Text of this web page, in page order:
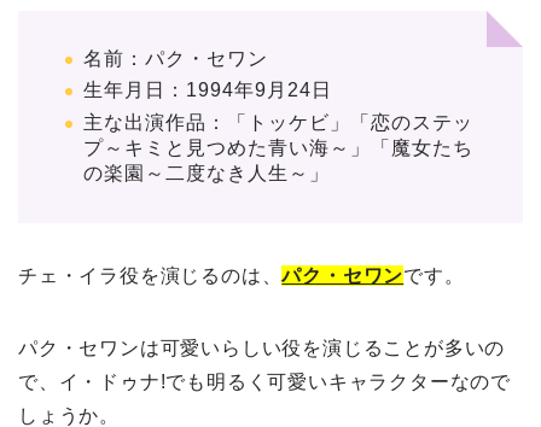
名前：パク・セワン
生年月日：1994年9月24日
主な出演作品：「トッケビ」「恋のステッ
プ～キミと見つめた青い海～」「魔女たち
の楽園～二度なき人生～」
チェ・イラ役を演じるのは、パク・セワンです。
パク・セワンは可愛いらしい役を演じることが多いの
で、イ・ドゥナ!でも明るく可愛いキャラクターなので
しょうか。